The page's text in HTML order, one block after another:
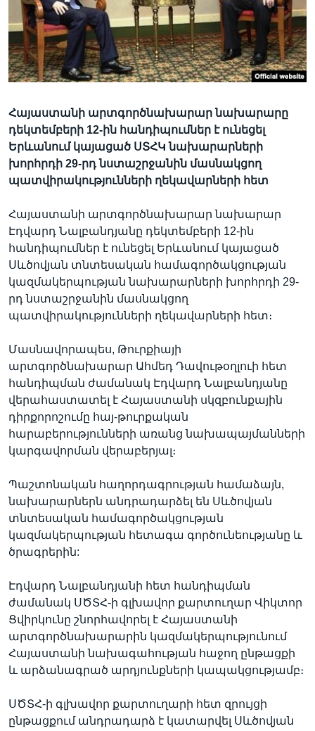
Լեզուներ
Հայաստանի արտգործնախարար նախարարը
դեկտեմբերի 12-ին հանդիպումներ է ունեցել
Երևանում կայացած ՍՏՀԿ նախարարների
խորհրդի 29-րդ նստաշրջանին մասնակցող
պատվիրակությունների ղեկավարների հետ
Հայաստանի արտգործնախարար նախարար
Էդվարդ Նալբանդյանը դեկտեմբերի 12-ին
հանդիպումներ է ունեցել Երևանում կայացած
Սևծովյան տնտեսական համագործակցության
կազմակերպության նախարարների խորհրդի 29-
րդ նստաշրջանին մասնակցող
պատվիրակությունների ղեկավարների հետ։
Մասնավորապես, Թուրքիայի
արտգործնախարար Ահմեդ Դավութօղլուի հետ
հանդիպման ժամանակ Էդվարդ Նալբանդյանը
վերահաստատել է Հայաստանի սկզբունքային
դիրքորոշումը հայ-թուրքական
հարաբերությունների առանց նախապայմանների
կարգավորման վերաբերյալ։
Պաշտոնական հաղորդագրության համաձայն,
նախարարներն անդրադարձել են Սևծովյան
տնտեսական համագործակցության
կազմակերպության հետագա գործունեությանը և
ծրագրերին:
Էդվարդ Նալբանդյանի հետ հանդիպման
ժամանակ ՍԾՏՀ-ի գլխավոր քարտուղար Վիկտոր
Ցվիրկունը շնորհավորել է Հայաստանի
արտգործնախարարին կազմակերպությունում
Հայաստանի նախագահության հաջող ընթացքի
և արձանագրած արդյունքների կապակցությամբ։
ՍԾՏՀ-ի գլխավոր քարտուղարի հետ զրույցի
ընթացքում անդրադարձ է կատարվել Սևծովյան